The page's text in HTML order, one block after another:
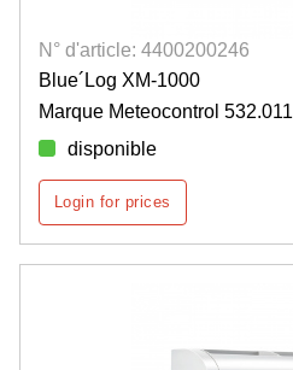
N° d'article: 4400200246
Blue´Log XM-1000
Marque Meteocontrol 532.011
disponible
Login for prices